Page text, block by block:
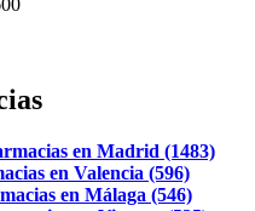
en Madrid (1483)
en Valencia (596)
en Málaga (546)